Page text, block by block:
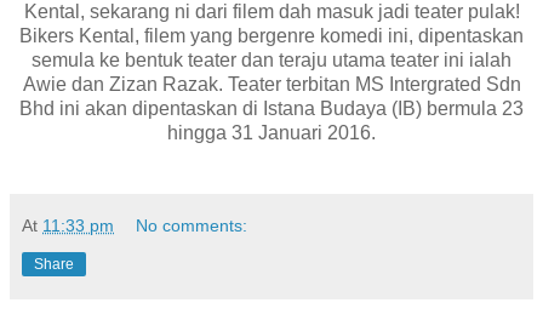
Kental, sekarang ni dari filem dah masuk jadi teater pulak!
Bikers Kental, filem yang bergenre komedi ini, dipentaskan
semula ke bentuk teater dan teraju utama teater ini ialah
Awie dan Zizan Razak. Teater terbitan MS Intergrated Sdn
Bhd ini akan dipentaskan di Istana Budaya (IB) bermula 23
hingga 31 Januari 2016.
At 11:33 pm No comments:
Share